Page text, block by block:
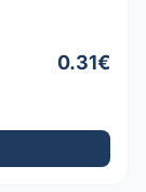
0.31€